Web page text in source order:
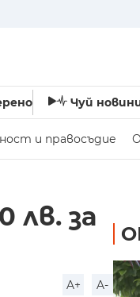
Чуй
и правосъдие
лв. за
A+
A-